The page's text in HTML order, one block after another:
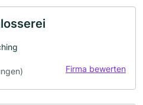
Firma bewerten